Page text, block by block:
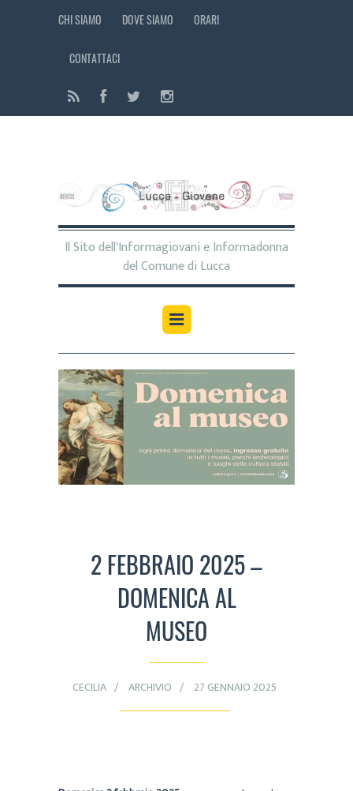
CHI SIAMO DOVE SIAMO ORARI
CONTATTACI
Il Sito dell'Informagiovani e Informadonna
del Comune di Lucca
2 FEBBRAIO 2025 –
DOMENICA AL
MUSEO
CECILIA ARCHIVIO 27 GENNAIO 2025